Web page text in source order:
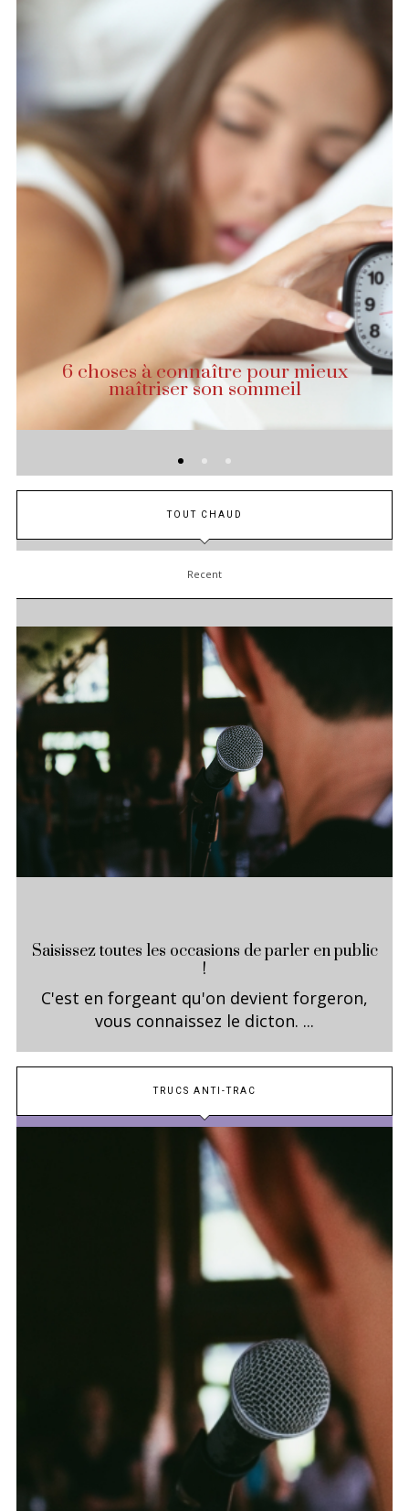
6 choses à connaître pour mieux
maîtriser son sommeil
TOUT CHAUD
Recent
Saisissez toutes les occasions de parler en public
!
C'est en forgeant qu'on devient forgeron,
vous connaissez le dicton. ...
TRUCS ANTI-TRAC